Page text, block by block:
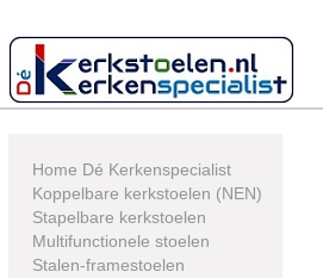
Home Dé Kerkenspecialist
Koppelbare kerkstoelen (NEN)
Stapelbare kerkstoelen
Multifunctionele stoelen
Stalen-framestoelen